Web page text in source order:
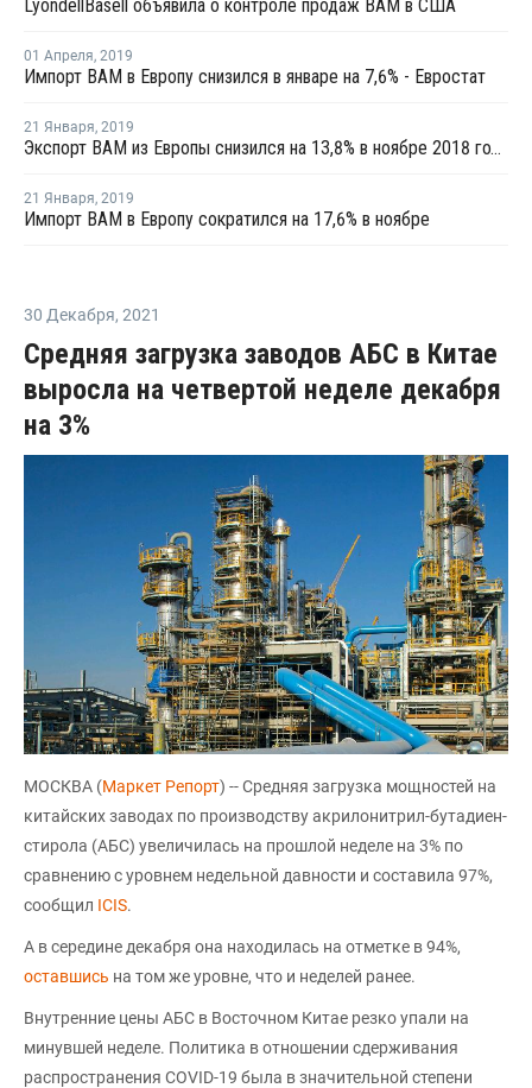
LyondellBasell объявила о контроле продаж ВAM в США
01 Апреля, 2019
Импорт ВАМ в Европу снизился в январе на 7,6% - Евростат
21 Января, 2019
Экспорт ВАМ из Европы снизился на 13,8% в ноябре 2018 года
21 Января, 2019
Импорт ВАМ в Европу сократился на 17,6% в ноябре
30 Декабря, 2021
Средняя загрузка заводов АБС в Китае
выросла на четвертой неделе декабря
на 3%
МОСКВА (Маркет Репорт) -- Средняя загрузка мощностей на
китайских заводах по производству акрилонитрил-бутадиен-
стирола (АБС) увеличилась на прошлой неделе на 3% по
сравнению с уровнем недельной давности и составила 97%,
сообщил ICIS.
А в середине декабря она находилась на отметке в 94%,
оставшись на том же уровне, что и неделей ранее.
Внутренние цены АБС в Восточном Китае резко упали на
минувшей неделе. Политика в отношении сдерживания
распространения COVID-19 была в значительной степени